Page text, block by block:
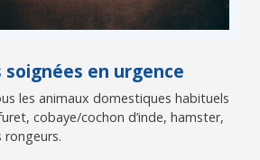
soignées en urgence
les animaux domestiques habituels
cobaye/cochon d’inde, hamster,